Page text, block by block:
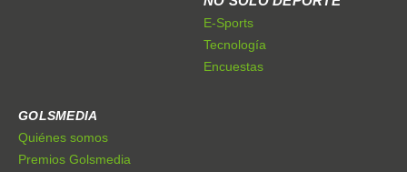
E-Sports
Tecnología
Encuestas
GOLSMEDIA
Quiénes somos
Premios Golsmedia